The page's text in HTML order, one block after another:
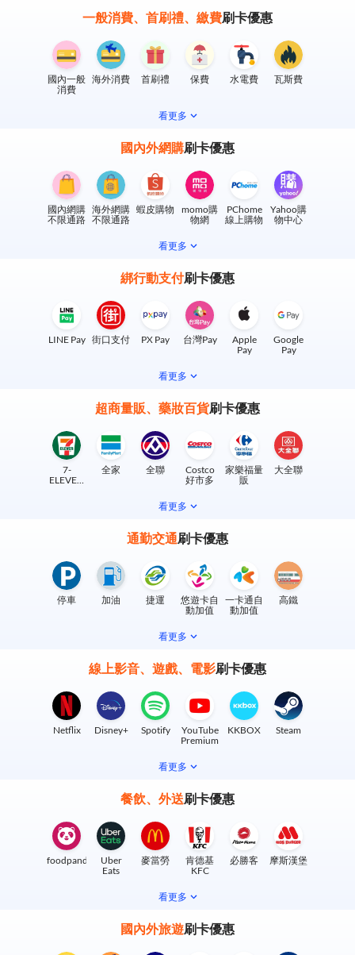
一般消費、首刷禮、繳費刷卡優惠
國內一般
消費
海外消費 首刷禮 保費 水電費 瓦斯費
看更多
國內外網購刷卡優惠
國內網購
不限通路
海外網購
不限通路
蝦皮購物
momo購
物網
PChome
線上購物
Yahoo購
物中心
看更多
綁行動支付刷卡優惠
LINE Pay 街口支付 PX Pay 台灣Pay
Apple
Pay
Google
Pay
看更多
超商量販、藥妝百貨刷卡優惠
7-
ELEVEN
全家 全聯
Costco
好市多
家樂福量
販
大全聯
看更多
通勤交通刷卡優惠
停車 加油 捷運
悠遊卡自
動加值
一卡通自
動加值
高鐵
看更多
線上影音、遊戲、電影刷卡優惠
Netflix Disney+ Spotify
YouTube
Premium
KKBOX Steam
看更多
餐飲、外送刷卡優惠
foodpanda
Uber
Eats
麥當勞
肯德基
KFC
必勝客 摩斯漢堡
看更多
國內外旅遊刷卡優惠